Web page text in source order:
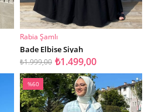
SEPETE EKLE
Rabia Şamlı
Bade Elbise Siyah
₺1.499,00
₺1.999,00
%60
İndirim
%60İndirim